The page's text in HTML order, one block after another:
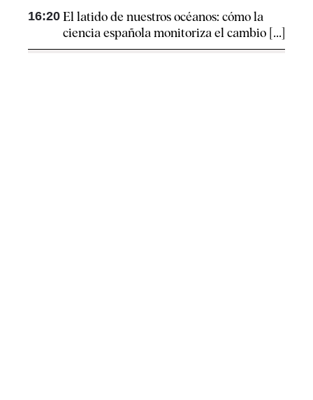
16:20 El latido de nuestros océanos: cómo la
ciencia española monitoriza el cambio [...]